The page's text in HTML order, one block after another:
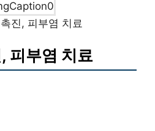
진, 피부염 치료
피부염 치료